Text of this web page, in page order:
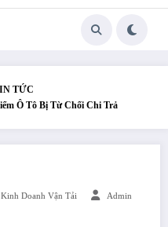
TỨC
Ô Tô Bị Từ Chối Chi Trả
Doanh Vận Tải Admin